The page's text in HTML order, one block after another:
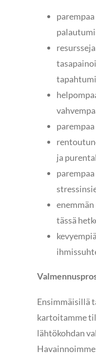
ja
tässä
Ensimmäisillä
kartoitamme
lähtökohdan